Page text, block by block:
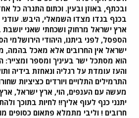
ובכתף, באוזן ובעין. וכתום התגרה כל
בכנף בגדו מצדו השמאלי, היבש.
ארץ ישראל מרחוק ושכחתי שאני יושבת
הספסל, לפני ביתנו, היהודי הירושלמי
ישראל אין החרובים אלא מאכל בהמה,
הוא מסתכל ישר בעיניך ומספר ומצייר:
והעז עומדת על רגליה ונאחזת בידיה
התרמילים התלויים ויורדים כציציות
מעשה עם הענפים, הוי, ארץ ישראל,
יתנני כנף לעוף אליך!! לחיות בתוכך
חרובים ! וליבי מתמלא פתאום כסופים